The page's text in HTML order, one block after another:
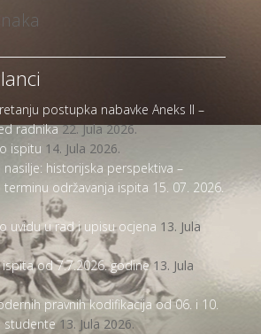
postupka nabavke Aneks II –
radnika 22. Jula 2026.
ispitu 14. Jula 2026.
nasilje: historijska perspektiva –
održavanja ispita 15. 07. 2026.
uvidu u rad i upisu ocjena 13. Jula
ispita od 7.7.2026. godine 13. Jula
pravnih kodifikacija od 06. i 10.
studente 13. Jula 2026.